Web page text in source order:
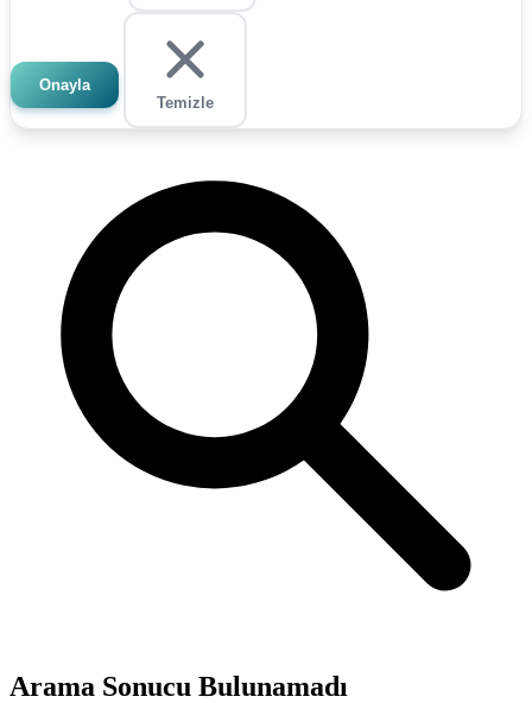
Onayla
Temizle
Arama Sonucu Bulunamadı